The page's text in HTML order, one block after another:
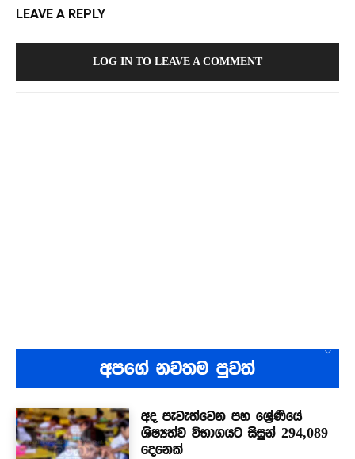
LEAVE A REPLY
LOG IN TO LEAVE A COMMENT
අපගේ නවතම පුවත්
අද පැවැත්වෙන පහ ශ්‍රේණියේ
ශිෂ්‍යත්ව විභාගයට සිසුන් 294,089
දෙනෙක්